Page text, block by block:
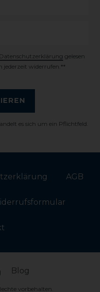
Daten­schutz­erklärung gelesen
jederzeit widerrufen.**
es sich um ein Pflichtfeld.
AGB
Blog
vorbehalten.